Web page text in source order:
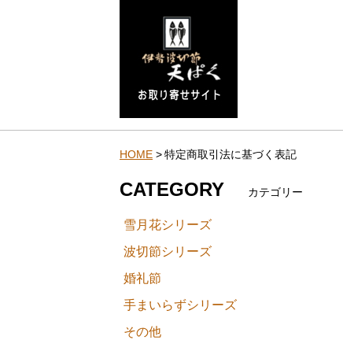
HOME 特定商取引法に基づく表記
CATEGORY カテゴリー
雪月花シリーズ
波切節シリーズ
婚礼節
手まいらずシリーズ
その他